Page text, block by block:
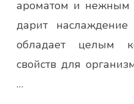
ароматом и нежным
дарит
обладает целым
свойств для
…